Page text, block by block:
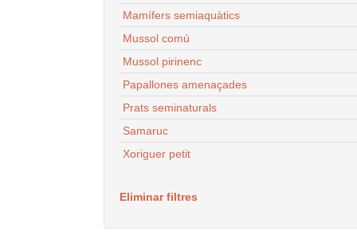
Mamífers semiaquàtics
Mussol comú
Mussol pirinenc
Papallones amenaçades
Prats seminaturals
Samaruc
Xoriguer petit
Eliminar filtres